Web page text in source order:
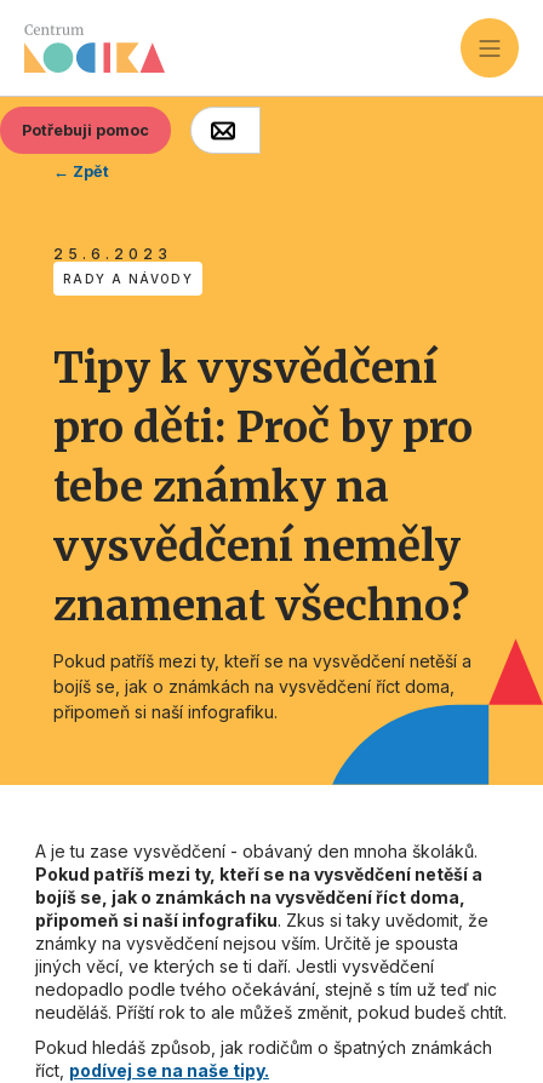
Potřebuji pomoc
← Zpět
25.6.2023
RADY A NÁVODY
Tipy k vysvědčení
pro děti: Proč by pro
tebe známky na
vysvědčení neměly
znamenat všechno?
Pokud patříš mezi ty, kteří se na vysvědčení netěší a
bojíš se, jak o známkách na vysvědčení říct doma,
připomeň si naší infografiku.
A je tu zase vysvědčení - obávaný den mnoha školáků.
Pokud patříš mezi ty, kteří se na vysvědčení netěší a
bojíš se, jak o známkách na vysvědčení říct doma,
připomeň si naší infografiku. Zkus si taky uvědomit, že
známky na vysvědčení nejsou vším. Určitě je spousta
jiných věcí, ve kterých se ti daří. Jestli vysvědčení
nedopadlo podle tvého očekávání, stejně s tím už teď nic
neuděláš. Příští rok to ale můžeš změnit, pokud budeš chtít.
Pokud hledáš způsob, jak rodičům o špatných známkách
říct, podívej se na naše tipy.